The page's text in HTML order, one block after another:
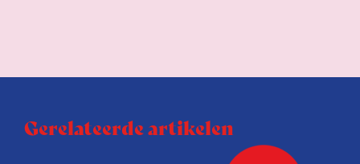
Gerelateerde artikelen